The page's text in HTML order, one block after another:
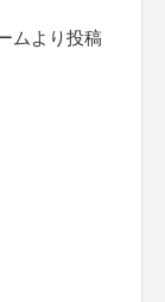
ムより投稿